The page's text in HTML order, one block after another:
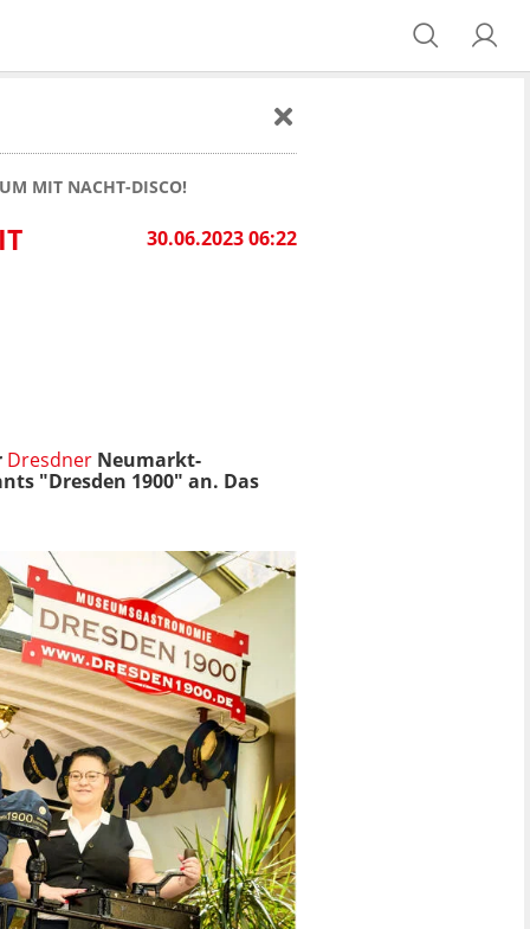
MIT NACHT-DISCO!
30.06.2023 06:22
Dresdner Neumarkt-
"Dresden 1900" an. Das